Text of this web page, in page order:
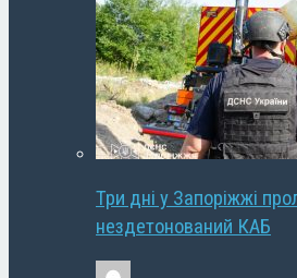
Три дні у Запоріжжі
нездетонований КАБ